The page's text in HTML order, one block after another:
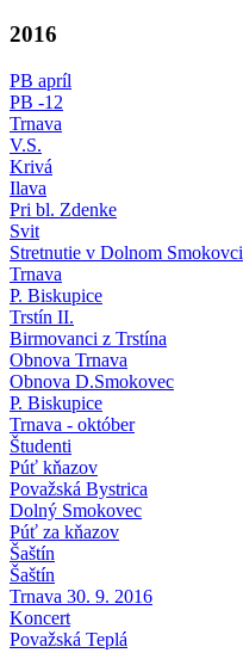
2016
PB apríl
PB -12
Trnava
V.S.
Krivá
Ilava
Pri bl. Zdenke
Svit
Stretnutie v Dolnom Smokovci
Trnava
P. Biskupice
Trstín II.
Birmovanci z Trstína
Obnova Trnava
Obnova D.Smokovec
P. Biskupice
Trnava - október
Študenti
Púť kňazov
Považská Bystrica
Dolný Smokovec
Púť za kňazov
Šaštín
Šaštín
Trnava 30. 9. 2016
Koncert
Považská Teplá